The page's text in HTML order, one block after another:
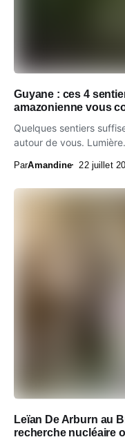
Guyane : ces 4
amazonienne vous
Quelques sentiers
autour de vous.
ParAmandine 22 juillet
Leïan De Arburn au
recherche nucléaire